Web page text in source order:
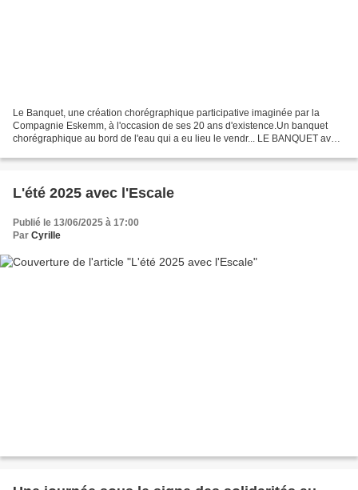
Le Banquet, une création chorégraphique participative imaginée par la
Compagnie Eskemm, à l'occasion de ses 20 ans d'existence.Un banquet
chorégraphique au bord de l'eau qui a eu lieu le vendr... LE BANQUET avec
L'été 2025 avec l'Escale
Publié le 13/06/2025 à 17:00
Par Cyrille